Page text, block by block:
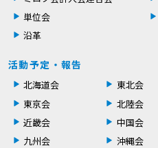
単位会
沿革
活動予定・報告
北海道会 東北会
東京会
北陸会
近畿会
中国会
九州会
沖縄会